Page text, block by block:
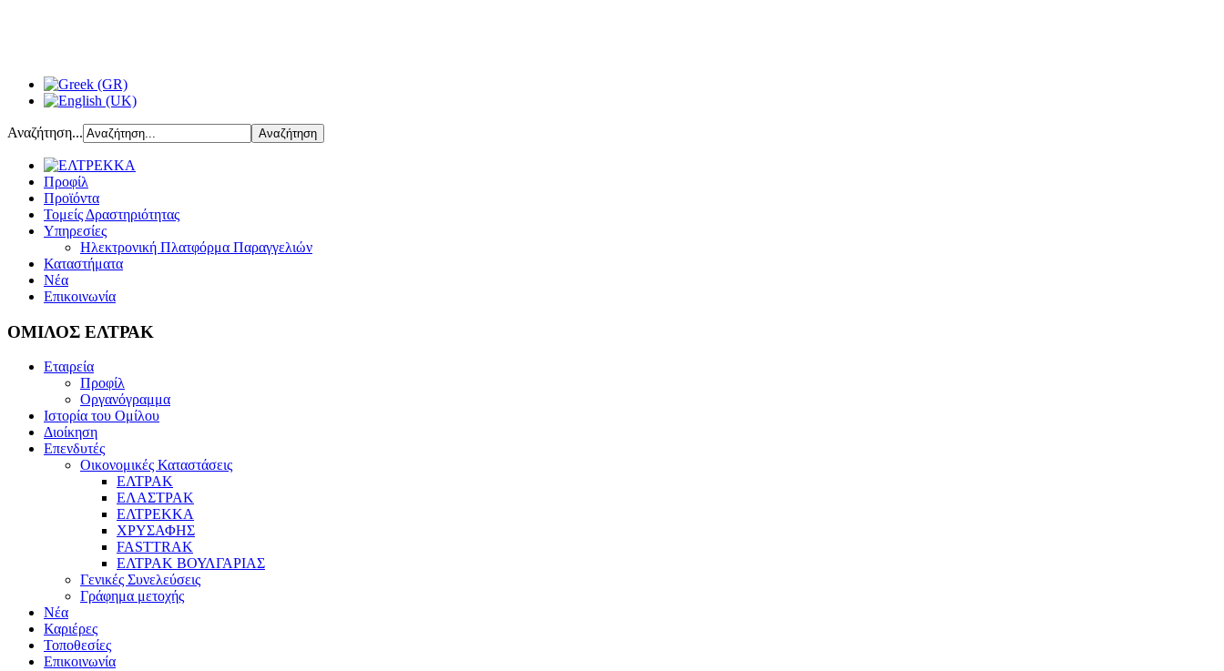
Αναζήτηση...
Προφίλ
Προϊόντα
Τομείς Δραστηριότητας
Υπηρεσίες
Ηλεκτρονική Πλατφόρμα Παραγγελιών
Καταστήματα
Νέα
Επικοινωνία
ΟΜΙΛΟΣ ΕΛΤΡΑΚ
Εταιρεία
Προφίλ
Οργανόγραμμα
Ιστορία του Ομίλου
Διοίκηση
Επενδυτές
Οικονομικές Καταστάσεις
ΕΛΤΡΑΚ
ΕΛΑΣΤΡΑΚ
ΕΛΤΡΕΚΚΑ
ΧΡΥΣΑΦΗΣ
FASTTRAK
ΕΛΤΡΑΚ ΒΟΥΛΓΑΡΙΑΣ
Γενικές Συνελεύσεις
Γράφημα μετοχής
Νέα
Καριέρες
Τοποθεσίες
Επικοινωνία